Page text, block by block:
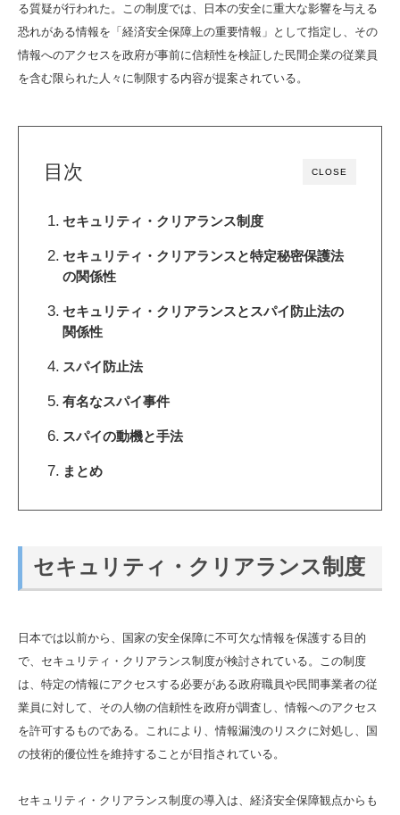
る質疑が行われた。この制度では、日本の安全に重大な影響を与える
恐れがある情報を「経済安全保障上の重要情報」として指定し、その
情報へのアクセスを政府が事前に信頼性を検証した民間企業の従業員
を含む限られた人々に制限する内容が提案されている。
CLOSE
目次
セキュリティ・クリアランス制度
セキュリティ・クリアランスと特定秘密保護法
の関係性
セキュリティ・クリアランスとスパイ防止法の
関係性
スパイ防止法
有名なスパイ事件
スパイの動機と手法
まとめ
セキュリティ・クリアランス制度
日本では以前から、国家の安全保障に不可欠な情報を保護する目的
で、セキュリティ・クリアランス制度が検討されている。この制度
は、特定の情報にアクセスする必要がある政府職員や民間事業者の従
業員に対して、その人物の信頼性を政府が調査し、情報へのアクセス
を許可するものである。これにより、情報漏洩のリスクに対処し、国
の技術的優位性を維持することが目指されている。
セキュリティ・クリアランス制度の導入は、経済安全保障観点からも